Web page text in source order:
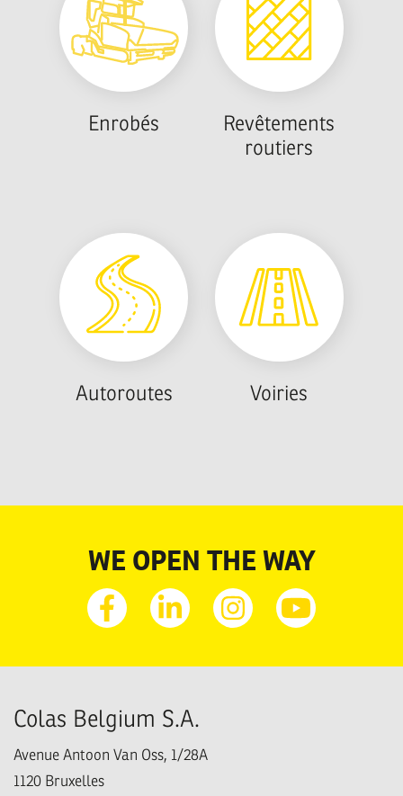
Enrobés
Revêtements
routiers
Autoroutes Voiries
WE OPEN THE WAY
FacebookLinkedinInstagramYoutube
Colas Belgium S.A.
Avenue Antoon Van Oss, 1/28A
1120 Bruxelles